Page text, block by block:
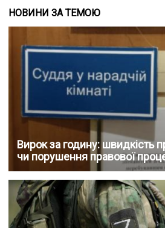
НОВИНИ ЗА ТЕМОЮ
Вирок за годину: швидкість
чи порушення правової